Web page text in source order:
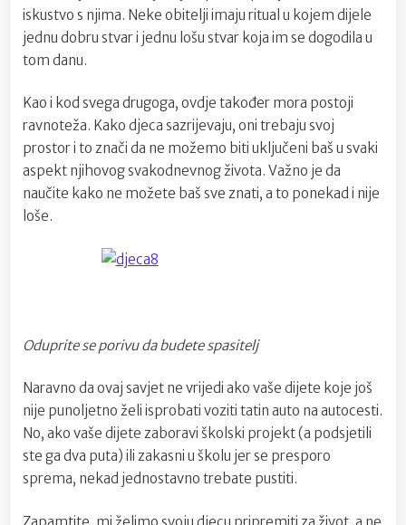
iskustvo s njima. Neke obitelji imaju ritual u kojem dijele
jednu dobru stvar i jednu lošu stvar koja im se dogodila u
tom danu.
Kao i kod svega drugoga, ovdje također mora postoji
ravnoteža. Kako djeca sazrijevaju, oni trebaju svoj
prostor i to znači da ne možemo biti uključeni baš u svaki
aspekt njihovog svakodnevnog života. Važno je da
naučite kako ne možete baš sve znati, a to ponekad i nije
loše.
Oduprite se porivu da budete spasitelj
Naravno da ovaj savjet ne vrijedi ako vaše dijete koje još
nije punoljetno želi isprobati voziti tatin auto na autocesti.
No, ako vaše dijete zaboravi školski projekt (a podsjetili
ste ga dva puta) ili zakasni u školu jer se presporo
sprema, nekad jednostavno trebate pustiti.
Zapamtite, mi želimo svoju djecu pripremiti za život, a ne